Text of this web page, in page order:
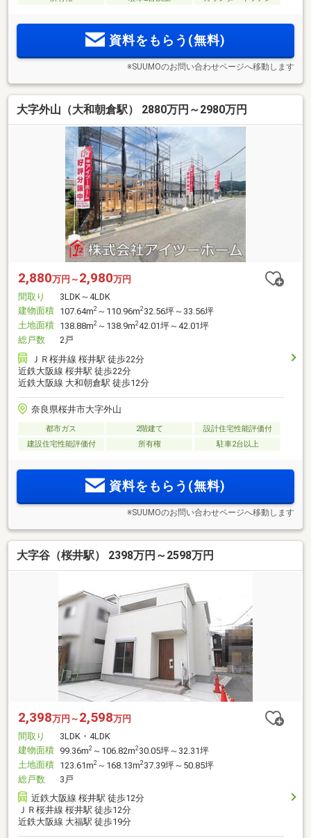
資料をもらう(無料)
※SUUMOのお問い合わせページへ移動します
大字外山（大和朝倉駅） 2880万円～2980万円
2,880万円～ 2,980万円
間取り
3LDK～4LDK
建物面積 107.64m2 ～110.96m232.56坪～33.56坪
土地面積 138.88m2 ～138.9m242.01坪～42.01坪
総戸数
2戸
ＪＲ桜井線 桜井駅 徒歩22分
近鉄大阪線 桜井駅 徒歩22分
近鉄大阪線 大和朝倉駅 徒歩12分
奈良県桜井市大字外山
都市ガス 2階建て
設計住宅性能評価付
建設住宅性能評価付
所有権 駐車2台以上
資料をもらう(無料)
※SUUMOのお問い合わせページへ移動します
大字谷（桜井駅） 2398万円～2598万円
2,398万円～ 2,598万円
間取り
3LDK・4LDK
建物面積 99.36m2 ～106.82m2 30.05坪～32.31坪
土地面積 123.61m2 ～168.13m2 37.39坪～50.85坪
総戸数
3戸
近鉄大阪線 桜井駅 徒歩12分
ＪＲ桜井線 桜井駅 徒歩12分
近鉄大阪線 大福駅 徒歩19分